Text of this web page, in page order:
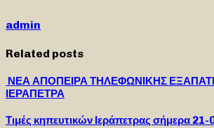
admin
Related posts
ΝΕΑ ΑΠΟΠΕΙΡΑ ΤΗΛΕΦΩΝΙΚΗΣ
ΙΕΡΑΠΕΤΡΑ
Τιμές κηπευτικών Ιεράπετρας σήμερα